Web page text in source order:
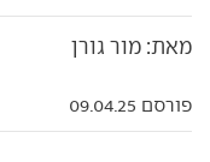
מאת: מור גורן
פורסם 09.04.25